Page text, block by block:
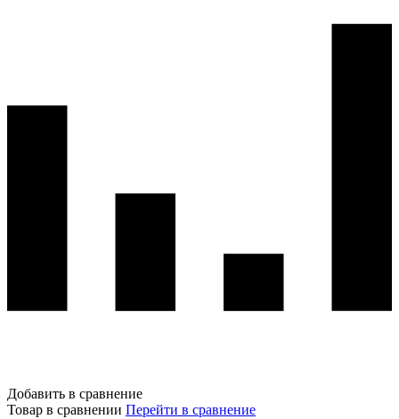
Добавить в сравнение
Товар в сравнении Перейти в сравнение